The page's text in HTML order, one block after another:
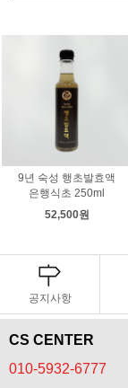
9년 숙성 행초발효액
은행식초 250ml
52,500원
공지사항
CS CENTER
010-5932-6777